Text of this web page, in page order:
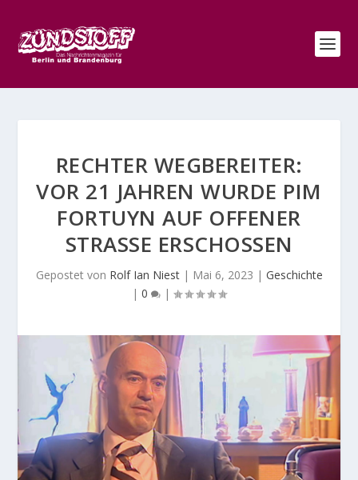
RECHTER WEGBEREITER:
VOR 21 JAHREN WURDE PIM
FORTUYN AUF OFFENER
STRASSE ERSCHOSSEN
Gepostet von Rolf Ian Niest| Mai 6, 2023 | Geschichte
| 0 |